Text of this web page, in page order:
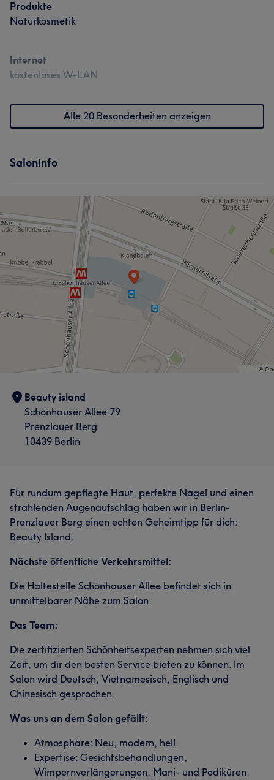
Produkte
Naturkosmetik
Internet
kostenloses W-LAN
Alle 20 Besonderheiten anzeigen
Saloninfo
Beauty island
Schönhauser Allee 79
Prenzlauer Berg
10439 Berlin
Für rundum gepflegte Haut, perfekte Nägel und einen
strahlenden Augenaufschlag haben wir in Berlin-
Prenzlauer Berg einen echten Geheimtipp für dich:
Beauty Island.
Nächste öffentliche Verkehrsmittel:
Die Haltestelle Schönhauser Allee befindet sich in
unmittelbarer Nähe zum Salon.
Das Team:
Die zertifizierten Schönheitsexperten nehmen sich viel
Zeit, um dir den besten Service bieten zu können. Im
Salon wird Deutsch, Vietnamesisch, Englisch und
Chinesisch gesprochen.
Was uns an dem Salon gefällt:
Atmosphäre: Neu, modern, hell.
Expertise: Gesichtsbehandlungen,
Wimpernverlängerungen, Mani- und Pediküren.